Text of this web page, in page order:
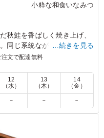
小粋な和食いなみつ
秋鮭を香ばしく焼き上げ、
同じ系統ながら、また違っ
製ダレに漬け込んだ後に、
チキンステーキ、「ふっく
「小粋な和食」を少しずつ
ける御弁当です。
り本当に豪華 見た目に
付けと盛り付けの丁寧さ
…続きを見る
注文で配達無料
12
（水）
13
（木）
14
（金）
－ － －